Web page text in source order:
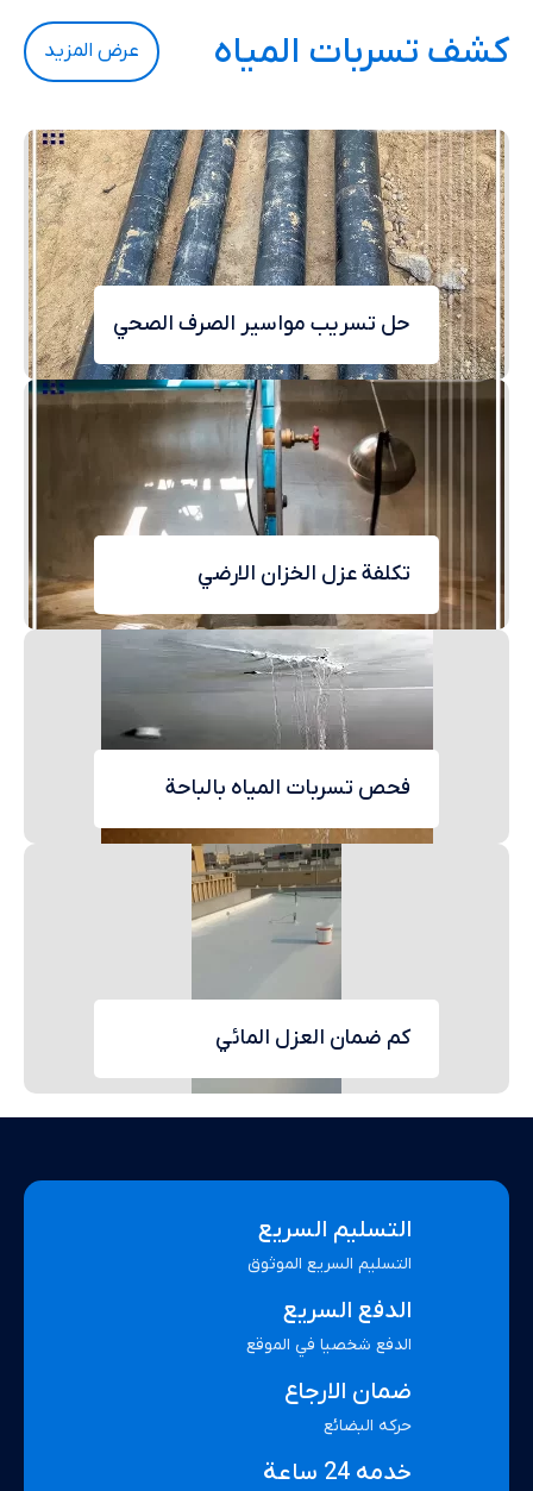
كشف تسربات المياه عرض المزيد
حل تسريب مواسير الصرف الصحي
تكلفة عزل الخزان الارضي
فحص تسربات المياه بالباحة
كم ضمان العزل المائي
التسليم السريع
التسليم السريع الموثوق
الدفع السريع
الدفع شخصيا في الموقع
ضمان الارجاع
حركه البضائع
خدمه 24 ساعة